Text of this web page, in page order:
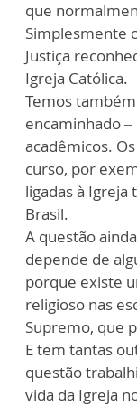
que
Simplesmente
Justiça
Igreja Católica.
Temos
encaminhado
acadêmicos.
curso, por
ligadas à
Brasil.
A questão
depende de
porque existe
religioso nas
Supremo, que
E tem tantas
questão
vida da Igreja